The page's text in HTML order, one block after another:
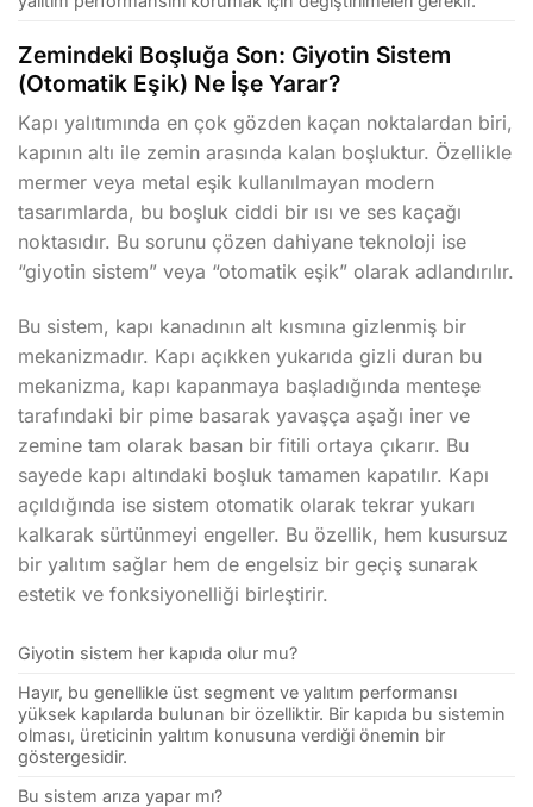
Zemindeki Boşluğa Son: Giyotin Sistem
(Otomatik Eşik) Ne İşe Yarar?
Kapı yalıtımında en çok gözden kaçan noktalardan biri,
kapının altı ile zemin arasında kalan boşluktur. Özellikle
mermer veya metal eşik kullanılmayan modern
tasarımlarda, bu boşluk ciddi bir ısı ve ses kaçağı
noktasıdır. Bu sorunu çözen dahiyane teknoloji ise
“giyotin sistem” veya “otomatik eşik” olarak adlandırılır.
Bu sistem, kapı kanadının alt kısmına gizlenmiş bir
mekanizmadır. Kapı açıkken yukarıda gizli duran bu
mekanizma, kapı kapanmaya başladığında menteşe
tarafındaki bir pime basarak yavaşça aşağı iner ve
zemine tam olarak basan bir fitili ortaya çıkarır. Bu
sayede kapı altındaki boşluk tamamen kapatılır. Kapı
açıldığında ise sistem otomatik olarak tekrar yukarı
kalkarak sürtünmeyi engeller. Bu özellik, hem kusursuz
bir yalıtım sağlar hem de engelsiz bir geçiş sunarak
estetik ve fonksiyonelliği birleştirir.
Giyotin sistem her kapıda olur mu?
Hayır, bu genellikle üst segment ve yalıtım performansı
yüksek kapılarda bulunan bir özelliktir. Bir kapıda bu sistemin
olması, üreticinin yalıtım konusuna verdiği önemin bir
göstergesidir.
Bu sistem arıza yapar mı?